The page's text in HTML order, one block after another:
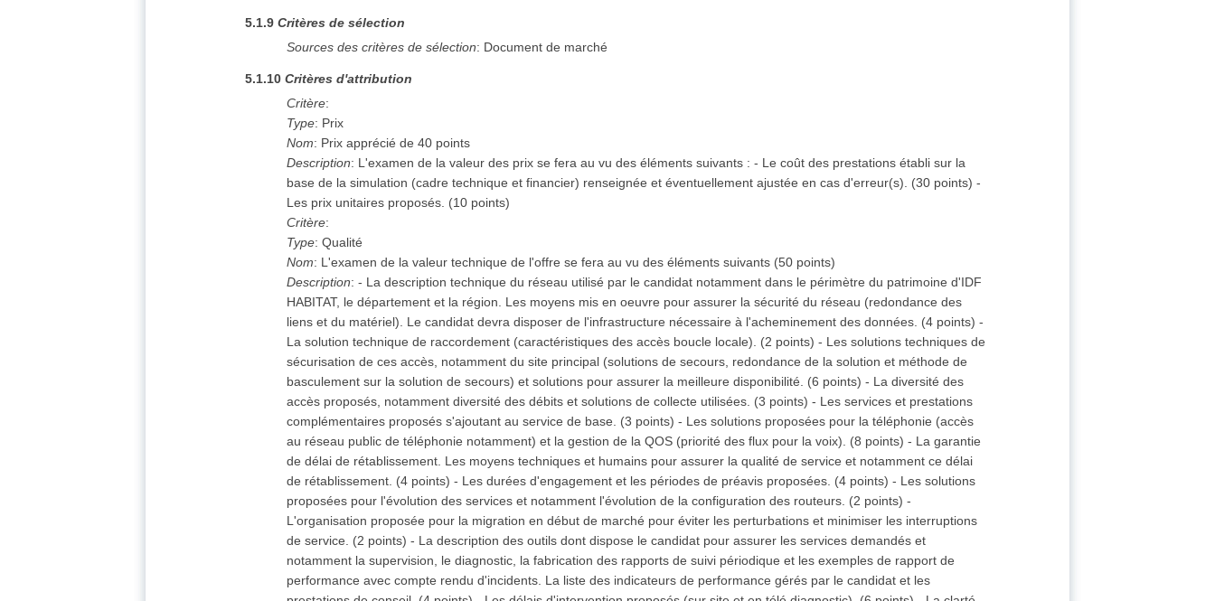
5.1.9Critères de sélection
Sources des critères de sélection: Document de marché
5.1.10Critères d'attribution
Critère:
Type: Prix
Nom: Prix apprécié de 40 points
Description: L'examen de la valeur des prix se fera au vu des éléments suivants : - Le coût des prestations établi sur la
base de la simulation (cadre technique et financier) renseignée et éventuellement ajustée en cas d'erreur(s). (30 points) -
Les prix unitaires proposés. (10 points)
Critère:
Type:Qualité
Nom: L'examen de la valeur technique de l'offre se fera au vu des éléments suivants (50 points)
Description:- La description technique du réseau utilisé par le candidat notamment dans le périmètre du patrimoine d'IDF
HABITAT, le département et la région. Les moyens mis en oeuvre pour assurer la sécurité du réseau (redondance des
liens et du matériel). Le candidat devra disposer de l'infrastructure nécessaire à l'acheminement des données. (4 points) -
La solution technique de raccordement (caractéristiques des accès boucle locale). (2 points) - Les solutions techniques de
sécurisation de ces accès, notamment du site principal (solutions de secours, redondance de la solution et méthode de
basculement sur la solution de secours) et solutions pour assurer la meilleure disponibilité. (6 points) - La diversité des
accès proposés, notamment diversité des débits et solutions de collecte utilisées. (3 points) - Les services et prestations
complémentaires proposés s'ajoutant au service de base. (3 points) - Les solutions proposées pour la téléphonie (accès
au réseau public de téléphonie notamment) et la gestion de la QOS (priorité des flux pour la voix). (8 points) - La garantie
de délai de rétablissement. Les moyens techniques et humains pour assurer la qualité de service et notamment ce délai
de rétablissement. (4 points) - Les durées d'engagement et les périodes de préavis proposées. (4 points) - Les solutions
proposées pour l'évolution des services et notamment l'évolution de la configuration des routeurs. (2 points) -
L'organisation proposée pour la migration en début de marché pour éviter les perturbations et minimiser les interruptions
de service. (2 points) - La description des outils dont dispose le candidat pour assurer les services demandés et
notamment la supervision, le diagnostic, la fabrication des rapports de suivi périodique et les exemples de rapport de
performance avec compte rendu d'incidents. La liste des indicateurs de performance gérés par le candidat et les